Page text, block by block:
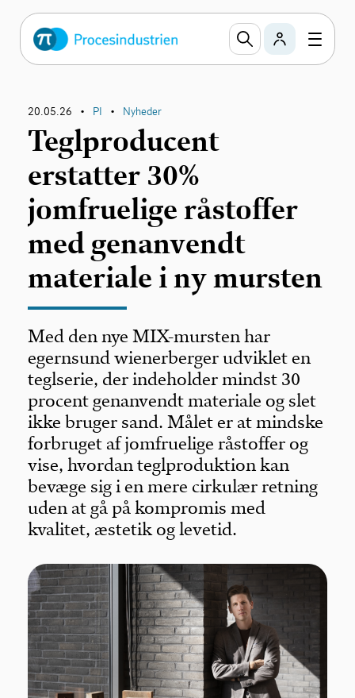
20.05.26 • PI • Nyheder
Teglproducent
erstatter 30%
jomfruelige råstoffer
med genanvendt
materiale i ny mursten
Med den nye MIX-mursten har
egernsund wienerberger udviklet en
teglserie, der indeholder mindst 30
procent genanvendt materiale og slet
ikke bruger sand. Målet er at mindske
forbruget af jomfruelige råstoffer og
vise, hvordan teglproduktion kan
bevæge sig i en mere cirkulær retning
uden at gå på kompromis med
kvalitet, æstetik og levetid.